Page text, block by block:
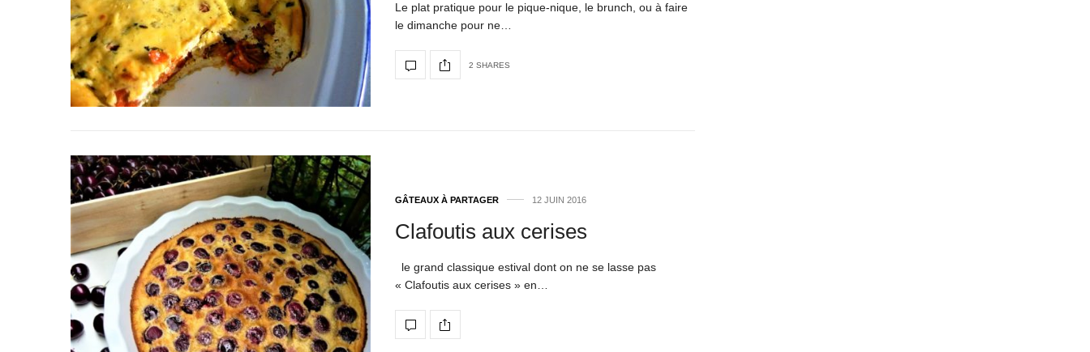
Le plat pratique pour le pique-nique, le brunch, ou à faire
le dimanche pour ne…
2 SHARES
GÂTEAUX À PARTAGER 12 JUIN 2016
Clafoutis aux cerises
le grand classique estival dont on ne se lasse pas
« Clafoutis aux cerises » en…